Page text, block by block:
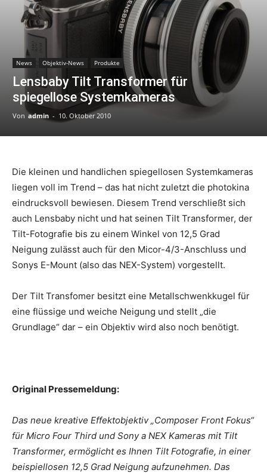
News Objektiv-News Produkte
Lensbaby Tilt Transformer für
spiegellose Systemkameras
Von admin - 10. Oktober 2010
Die kleinen und handlichen spiegellosen Systemkameras
liegen voll im Trend – das hat nicht zuletzt die photokina
eindrucksvoll bewiesen. Diesem Trend verschließt sich
auch Lensbaby nicht und hat seinen Tilt Transformer, der
Tilt-Fotografie bis zu einem Winkel von 12,5 Grad
Neigung zulässt auch für den Micor-4/3-Anschluss und
Sonys E-Mount (also das NEX-System) vorgestellt.
Der Tilt Transfomer besitzt eine Metallschwenkkugel für
eine flüssige und weiche Neigung und stellt „die
Grundlage“ dar – ein Objektiv wird also noch benötigt.
Original Pressemeldung:
Das neue kreative Effektobjektiv „Composer Front Fokus“
für Micro Four Third und Sony a NEX Kameras mit Tilt
Transformer, ermöglicht es Ihnen Tilt Fotografie, in einer
beispiellosen 12,5 Grad Neigung aufzunehmen. Das